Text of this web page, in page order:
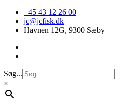
Videre
indhold
+45 43 12 26 00
jc@jcfisk.dk
Havnen 12G, 9300 Sæby
Søg...
×